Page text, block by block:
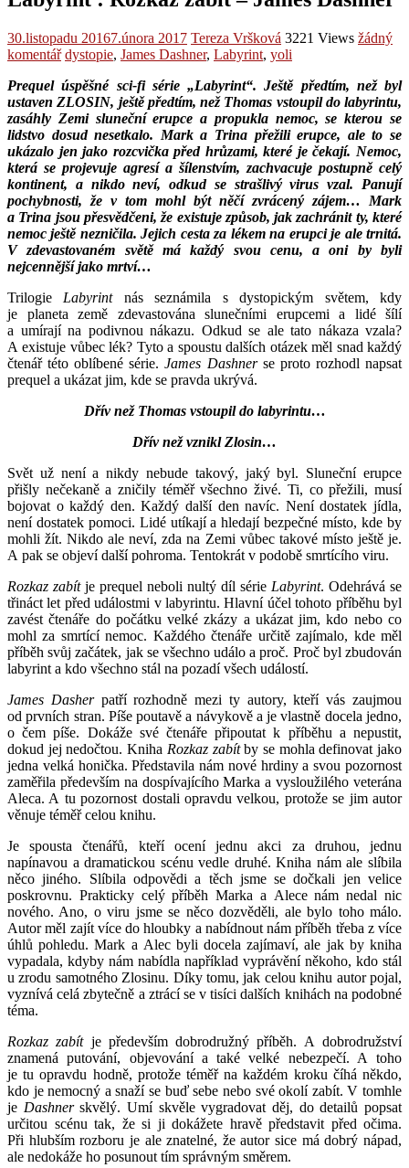
30.listopadu 20167.února 2017 Tereza Vršková 3221 Views žádný
komentář dystopie, James Dashner, Labyrint, yoli
Prequel úspěšné sci-fi série „Labyrint“. Ještě předtím, než byl
ustaven ZLOSIN, ještě předtím, než Thomas vstoupil do labyrintu,
zasáhly Zemi sluneční erupce a propukla nemoc, se kterou se
lidstvo dosud nesetkalo. Mark a Trina přežili erupce, ale to se
ukázalo jen jako rozcvička před hrůzami, které je čekají. Nemoc,
která se projevuje agresí a šílenstvím, zachvacuje postupně celý
kontinent, a nikdo neví, odkud se strašlivý virus vzal. Panují
pochybnosti, že v tom mohl být něčí zvrácený zájem… Mark
a Trina jsou přesvědčeni, že existuje způsob, jak zachránit ty, které
nemoc ještě nezničila. Jejich cesta za lékem na erupci je ale trnitá.
V zdevastovaném světě má každý svou cenu, a oni by byli
nejcennější jako mrtví…
Trilogie Labyrintnás seznámila s dystopickým světem, kdy
je planeta země zdevastována slunečními erupcemi a lidé šílí
a umírají na podivnou nákazu. Odkud se ale tato nákaza vzala?
A existuje vůbec lék? Tyto a spoustu dalších otázek měl snad každý
čtenář této oblíbené série.James Dashnerse proto rozhodl napsat
prequel a ukázat jim, kde se pravda ukrývá.
Dřív než Thomas vstoupil do labyrintu…
Dřív než vznikl Zlosin…
Svět už není a nikdy nebude takový, jaký byl. Sluneční erupce
přišly nečekaně a zničily téměř všechno živé. Ti, co přežili, musí
bojovat o každý den. Každý další den navíc. Není dostatek jídla,
není dostatek pomoci. Lidé utíkají a hledají bezpečné místo, kde by
mohli žít. Nikdo ale neví, zda na Zemi vůbec takové místo ještě je.
A pak se objeví další pohroma. Tentokrát v podobě smrtícího viru.
Rozkaz zabítje prequel neboli nultý díl série Labyrint. Odehrává se
třináct let před událostmi v labyrintu. Hlavní účel tohoto příběhu byl
zavést čtenáře do počátku velké zkázy a ukázat jim, kdo nebo co
mohl za smrtící nemoc. Každého čtenáře určitě zajímalo, kde měl
příběh svůj začátek, jak se všechno událo a proč. Proč byl zbudován
labyrint a kdo všechno stál na pozadí všech událostí.
James Dasherpatří rozhodně mezi ty autory, kteří vás zaujmou
od prvních stran. Píše poutavě a návykově a je vlastně docela jedno,
o čem píše. Dokáže své čtenáře připoutat k příběhu a nepustit,
dokud jej nedočtou. Kniha Rozkaz zabítby se mohla definovat jako
jedna velká honička. Představila nám nové hrdiny a svou pozornost
zaměřila především na dospívajícího Marka a vysloužilého veterána
Aleca. A tu pozornost dostali opravdu velkou, protože se jim autor
věnuje téměř celou knihu.
Je spousta čtenářů, kteří ocení jednu akci za druhou, jednu
napínavou a dramatickou scénu vedle druhé. Kniha nám ale slíbila
něco jiného. Slíbila odpovědi a těch jsme se dočkali jen velice
poskrovnu. Prakticky celý příběh Marka a Alece nám nedal nic
nového. Ano, o viru jsme se něco dozvěděli, ale bylo toho málo.
Autor měl zajít více do hloubky a nabídnout nám příběh třeba z více
úhlů pohledu. Mark a Alec byli docela zajímaví, ale jak by kniha
vypadala, kdyby nám nabídla například vyprávění někoho, kdo stál
u zrodu samotného Zlosinu. Díky tomu, jak celou knihu autor pojal,
vyznívá celá zbytečně a ztrácí se v tisíci dalších knihách na podobné
téma.
Rozkaz zabítje především dobrodružný příběh. A dobrodružství
znamená putování, objevování a také velké nebezpečí. A toho
je tu opravdu hodně, protože téměř na každém kroku číhá někdo,
kdo je nemocný a snaží se buď sebe nebo své okolí zabít. V tomhle
je Dashnerskvělý. Umí skvěle vygradovat děj, do detailů popsat
určitou scénu tak, že si ji dokážete hravě představit před očima.
Při hlubším rozboru je ale znatelné, že autor sice má dobrý nápad,
ale nedokáže ho posunout tím správným směrem.